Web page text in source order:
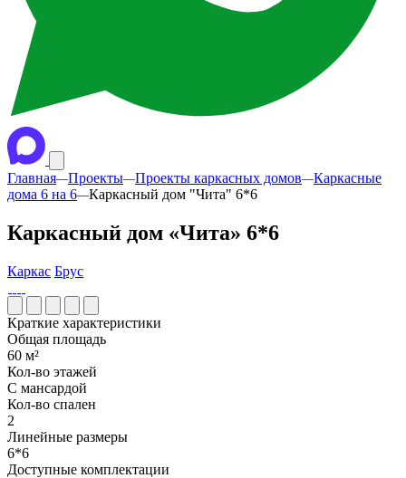
Главная—Проекты—Проекты каркасных домов—Каркасные
дома 6 на 6—Каркасный дом "Чита" 6*6
Каркасный дом «Чита» 6*6
Каркас Брус
Краткие характеристики
Общая площадь
60 м²
Кол-во этажей
С мансардой
Кол-во спален
2
Линейные размеры
6*6
Доступные комплектации